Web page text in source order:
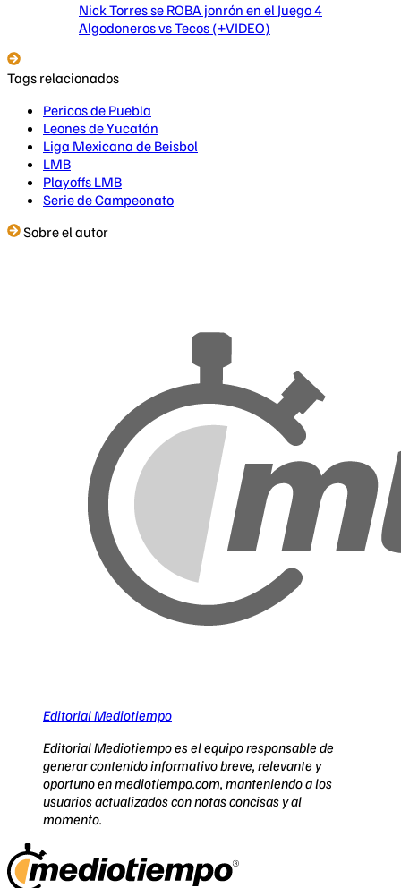
Nick Torres se ROBA jonrón en el Juego 4
Algodoneros vs Tecos (+VIDEO)
Tags relacionados
Pericos de Puebla
Leones de Yucatán
Liga Mexicana de Beisbol
LMB
Playoffs LMB
Serie de Campeonato
Sobre el autor
Editorial Mediotiempo
Editorial Mediotiempo es el equipo responsable de
generar contenido informativo breve, relevante y
oportuno en mediotiempo.com, manteniendo a los
usuarios actualizados con notas concisas y al
momento.